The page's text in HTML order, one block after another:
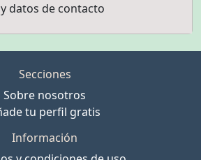
datos de contacto
Secciones
Sobre nosotros
tu perfil gratis
Información